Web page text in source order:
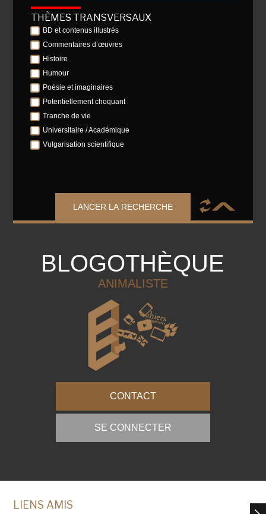
THÈMES TRANSVERSAUX
BD et contenus illustrés
Commentaires d’œuvres
Histoire
Humour
Poésie et imaginaires
Potentiellement choquant
Tranche de vie
Universitaire / Académique
Vulgarisation scientifique
LANCER LA RECHERCHE
BLOGOTHÈQUE
ANIMALISTE
CONTACT
SE CONNECTER
LIENS AMIS